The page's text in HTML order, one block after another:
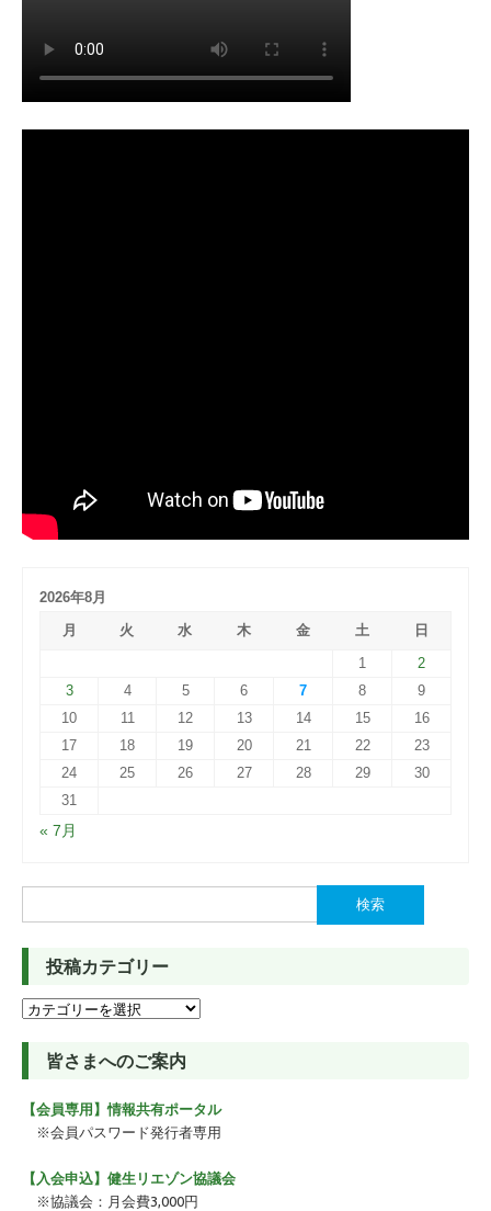
2026年8月
月
火 水 木 金 土
日
1
2
3
4 5 6 7 8
9
10
11 12 13 14 15
16
17
18 19 20 21 22
23
24
25 26 27 28 29
30
31
« 7月
索:
投稿カテゴリー
投
リ
皆さまへのご案内
【会員専用】情報共有ポータル
※会員パスワード発行者専用
【入会申込】健生リエゾン協議会
※協議会：月会費3,000円